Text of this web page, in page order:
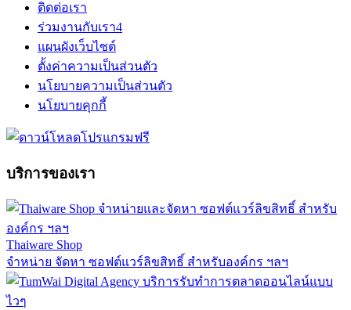
ติดต่อเรา
ร่วมงานกับเรา4
แผนผังเว็บไซต์
ตั้งค่าความเป็นส่วนตัว
นโยบายความเป็นส่วนตัว
นโยบายคุกกี้
บริการของเรา
Thaiware Shop
จำหน่าย จัดหา ซอฟต์แวร์ลิขสิทธิ์ สำหรับองค์กร ฯลฯ